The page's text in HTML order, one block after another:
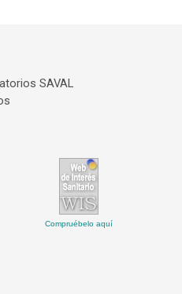
SAVAL
Compruébelo aquí